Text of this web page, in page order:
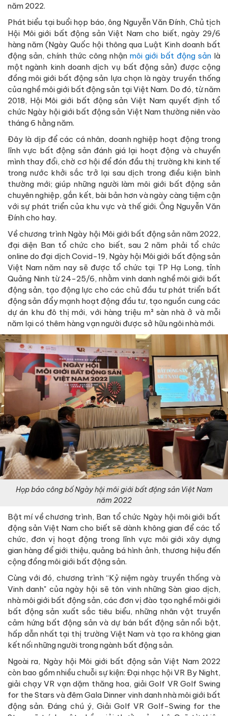
năm 2022.
Phát biểu tại buổi họp báo, ông Nguyễn Văn Đính, Chủ tịch
Hội Môi giới bất động sản Việt Nam cho biết, ngày 29/6
hàng năm (Ngày Quốc hội thông qua Luật Kinh doanh bất
động sản, chính thức công nhận môi giới bất động sản là
một ngành kinh doanh dịch vụ bất động sản) được cộng
đồng môi giới bất động sản lựa chọn là ngày truyền thống
của nghề môi giới bất động sản tại Việt Nam. Do đó, từ năm
2018, Hội Môi giới bất động sản Việt Nam quyết định tổ
chức Ngày hội giới bất động sản Việt Nam thường niên vào
tháng 6 hằng năm.
Đây là dịp để các cá nhân, doanh nghiệp hoạt động trong
lĩnh vực bất động sản đánh giá lại hoạt động và chuyển
mình thay đổi, chờ cơ hội để đón đầu thị trường khi kinh tế
trong nước khởi sắc trở lại sau dịch trong điều kiện bình
thường mới; giúp những người làm môi giới bất động sản
chuyên nghiệp, gắn kết, bài bản hơn và ngày càng tiệm cận
với sự phát triển của khu vực và thế giới. Ông Nguyễn Văn
Đính cho hay.
Về chương trình Ngày hội Môi giới bất động sản năm 2022,
đại diện Ban tổ chức cho biết, sau 2 năm phải tổ chức
online do đại dịch Covid-19, Ngày hội Môi giới bất động sản
Việt Nam năm nay sẽ được tổ chức tại TP Hạ Long, tỉnh
Quảng Ninh từ 24-25/6, nhằm vinh danh nghề môi giới bất
động sản, tạo động lực cho các chủ đầu tư phát triển bất
động sản đẩy mạnh hoạt động đầu tư, tạo nguồn cung các
dự án khu đô thị mới, với hàng triệu m² sàn nhà ở và mỗi
năm lại có thêm hàng vạn người được sở hữu ngôi nhà mới.
Họp báo công bố Ngày hội môi giới bất động sản Việt Nam
năm 2022
Bật mí về chương trình, Ban tổ chức Ngày hội môi giới bất
động sản Việt Nam cho biết sẽ dành không gian để các tổ
chức, đơn vị hoạt động trong lĩnh vực môi giới xây dựng
gian hàng để giới thiệu, quảng bá hình ảnh, thương hiệu đến
cộng đồng môi giới bất động sản.
Cùng với đó, chương trình “Kỷ niệm ngày truyền thống và
Vinh danh" của ngày hội sẽ tôn vinh những Sàn giao dịch,
nhà môi giới bất động sản, các đơn vị đào tạo nghề môi giới
bất động sản xuất sắc tiêu biểu, những nhân vật truyền
cảm hứng bất động sản và dự bán bất động sản nổi bật,
hấp dẫn nhất tại thị trường Việt Nam và tạo ra không gian
kết nối những người trong ngành bất động sản.
Ngoài ra, Ngày hội Môi giới bất động sản Việt Nam 2022
còn bao gồm nhiều chuỗi sự kiện: Đại nhạc hội VR By Night,
giải chạy VR vạn dặm thăng hoa, giải Golf VR Golf Swing
for the Stars và đêm Gala Dinner vinh danh nhà môi giới bất
động sản. Đáng chú ý, Giải Golf VR Golf-Swing for the